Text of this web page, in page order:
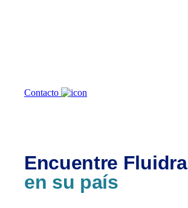
Contacto
Encuentre Fluidra
en su país